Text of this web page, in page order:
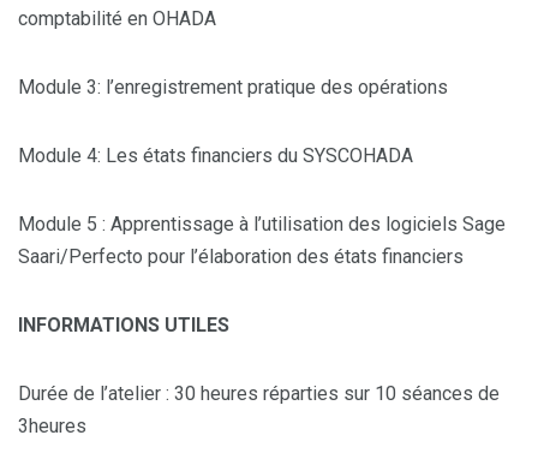
comptabilité en OHADA
Module 3: l’enregistrement pratique des opérations
Module 4: Les états financiers du SYSCOHADA
Module 5 : Apprentissage à l’utilisation des logiciels Sage
Saari/Perfecto pour l’élaboration des états financiers
INFORMATIONS UTILES
Durée de l’atelier : 30 heures réparties sur 10 séances de
3heures